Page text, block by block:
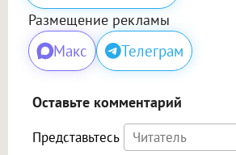
Размещение рекламы
Макс Телеграм
Оставьте комментарий
Представьтесь